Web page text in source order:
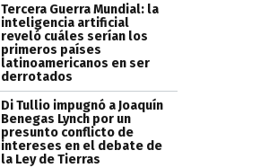
Tercera Guerra Mundial: la
inteligencia artificial
reveló cuáles serían los
primeros países
latinoamericanos en ser
derrotados
Di Tullio impugnó a Joaquín
Benegas Lynch por un
presunto conflicto de
intereses en el debate de
la Ley de Tierras